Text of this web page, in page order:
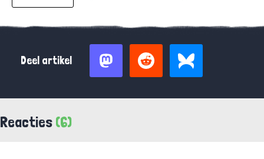
Deel artikel
Reacties (6)